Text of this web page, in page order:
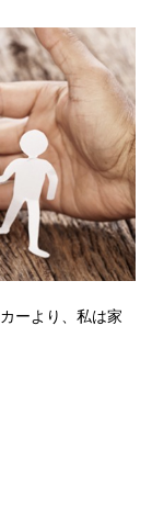
ーより、私は家